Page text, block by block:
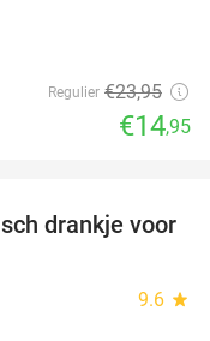
Regulier €23,95
€14,95
52%
drankje voor
9.6 star